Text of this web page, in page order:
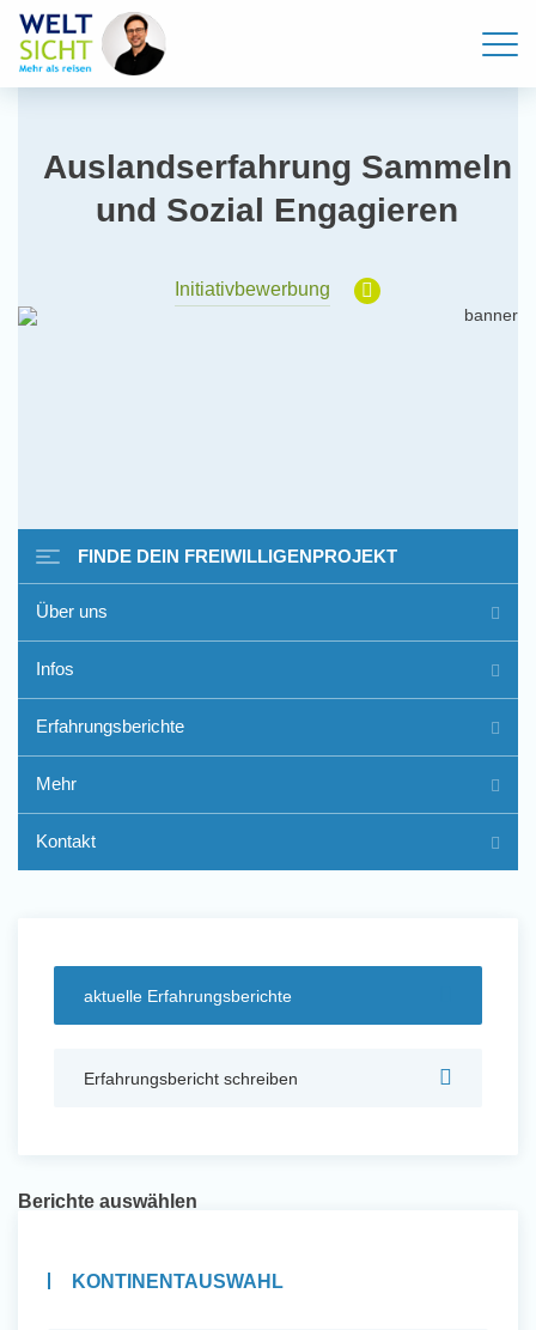
Auslandserfahrung Sammeln
und Sozial Engagieren
Initiativbewerbung
Freiwilligenarbeit im Ausland
- Erfahrungsberichte
FINDE DEIN FREIWILLIGENPROJEKT
Über uns
Infos
Erfahrungsberichte
Mehr
Kontakt
aktuelle Erfahrungsberichte
Erfahrungsbericht schreiben
Berichte auswählen
KONTINENTAUSWAHL